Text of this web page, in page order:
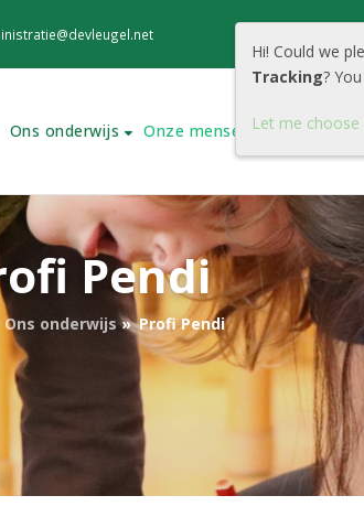
Ons onderwijs Onze mensen Onze school
Pendi
Ons onderwijs» Profi Pendi
Hi! Could we
Tracking?
Let me choose